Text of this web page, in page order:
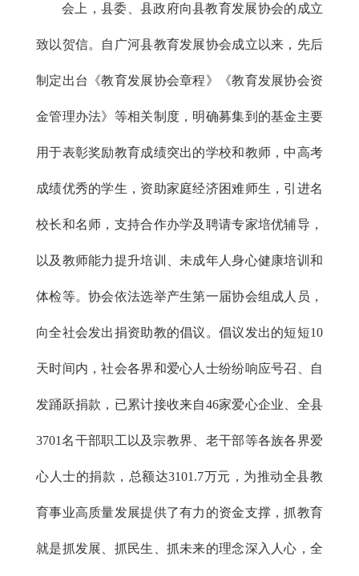
会上，县委、县政府向县教育发展协会的成立
致以贺信。自广河县教育发展协会成立以来，先后
制定出台《教育发展协会章程》《教育发展协会资
金管理办法》等相关制度，明确募集到的基金主要
用于表彰奖励教育成绩突出的学校和教师，中高考
成绩优秀的学生，资助家庭经济困难师生，引进名
校长和名师，支持合作办学及聘请专家培优辅导，
以及教师能力提升培训、未成年人身心健康培训和
体检等。协会依法选举产生第一届协会组成人员，
向全社会发出捐资助教的倡议。倡议发出的短短10
天时间内，社会各界和爱心人士纷纷响应号召、自
发踊跃捐款，已累计接收来自46家爱心企业、全县
3701名干部职工以及宗教界、老干部等各族各界爱
心人士的捐款，总额达3101.7万元，为推动全县教
育事业高质量发展提供了有力的资金支撑，抓教育
就是抓发展、抓民生、抓未来的理念深入人心，全